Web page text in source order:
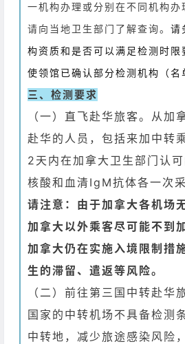
一机构办理或分别在不同机构办
请向当地卫生部门了解查询。请
构资质和是否可以满足检测时限
使领馆已确认部分检测机构（名
三、检测要求
（一）直飞赴华旅客。从加
赴华的人员，包括来加中转
2天内在加拿大卫生部门认
核酸和血清IgM抗体各一次
请注意：由于加拿大各机场
加拿大以外乘客尽可能不到
加拿大仍在实施入境限制措
生的滞留、遣返等风险。
（二）前往第三国中转赴华
国家的中转机场不具备检测
中转地，减少旅途感染风险